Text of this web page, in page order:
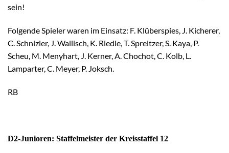
sein!
Folgende Spieler waren im Einsatz: F. Klüberspies, J. Kicherer,
C. Schnizler, J. Wallisch, K. Riedle, T. Spreitzer, S. Kaya, P.
Scheu, M. Menyhart, J. Kerner, A. Chochot, C. Kolb, L.
Lamparter, C. Meyer, P. Joksch.
RB
D2-Junioren: Staffelmeister der Kreisstaffel 12